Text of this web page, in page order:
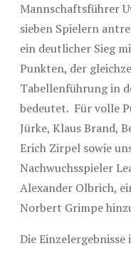
Mannschaftsführer
sieben Spielern
ein deutlicher Sieg
Punkten, der
Tabellenführung in
bedeutet. Für volle
Jürke, Klaus Brand,
Erich Zirpel sowie
Nachwuchsspieler
Alexander Olbrich,
Norbert Grimpe
Die Einzelergebnisse